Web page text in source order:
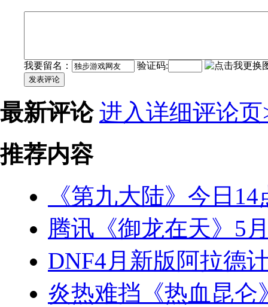
我要留名： 验证码:
发表评论
最新评论 进入详细评论页
推荐内容
《第九大陆》今日
腾讯《御龙在天》5
DNF4月新版阿拉德
炎热难挡《热血昆仑